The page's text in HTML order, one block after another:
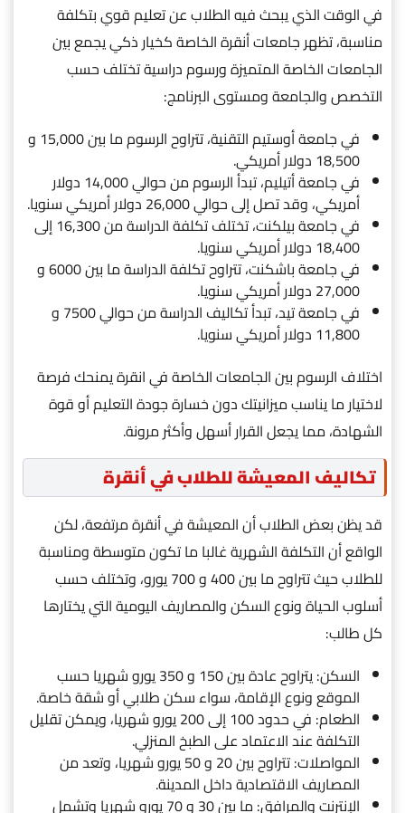
في الوقت الذي يبحث فيه الطلاب عن تعليم قوي بتكلفة
مناسبة، تظهر جامعات أنقرة الخاصة كخيار ذكي يجمع بين
الجامعات الخاصة المتميزة ورسوم دراسية تختلف حسب
التخصص والجامعة ومستوى البرنامج:
في جامعة أوستيم التقنية، تتراوح الرسوم ما بين 15,000 و
18,500 دولار أمريكي.
في جامعة أتيليم، تبدأ الرسوم من حوالي 14,000 دولار
أمريكي، وقد تصل إلى حوالي 26,000 دولار أمريكي سنويا.
في جامعة بيلكنت، تختلف تكلفة الدراسة من 16,300 إلى
18,400 دولار أمريكي سنويا.
في جامعة باشكنت، تتراوح تكلفة الدراسة ما بين 6000 و
27,000 دولار أمريكي سنويا.
في جامعة تيد، تبدأ تكاليف الدراسة من حوالي 7500 و
11,800 دولار أمريكي سنويا.
اختلاف الرسوم بين الجامعات الخاصة في انقرة يمنحك فرصة
لاختيار ما يناسب ميزانيتك دون خسارة جودة التعليم أو قوة
الشهادة، مما يجعل القرار أسهل وأكثر مرونة.
تكاليف المعيشة للطلاب في أنقرة
قد يظن بعض الطلاب أن المعيشة في أنقرة مرتفعة، لكن
الواقع أن التكلفة الشهرية غالبا ما تكون متوسطة ومناسبة
للطلاب حيث تتراوح ما بين 400 و 700 يورو، وتختلف حسب
أسلوب الحياة ونوع السكن والمصاريف اليومية التي يختارها
كل طالب:
السكن: يتراوح عادة بين 150 و 350 يورو شهريا حسب
الموقع ونوع الإقامة، سواء سكن طلابي أو شقة خاصة.
الطعام: في حدود 100 إلى 200 يورو شهريا، ويمكن تقليل
التكلفة عند الاعتماد على الطبخ المنزلي.
المواصلات: تتراوح بين 20 و 50 يورو شهريا، وتعد من
المصاريف الاقتصادية داخل المدينة.
الإنترنت والمرافق: ما بين 30 و 70 يورو شهريا وتشمل